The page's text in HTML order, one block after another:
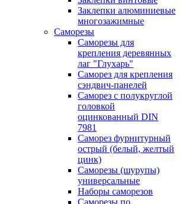
Заклепки алюминиевые
многозажимные
Саморезы
Саморезы для
крепления деревянных
лаг "Глухарь"
Саморез для крепления
сэндвич-панелей
Саморез с полукруглой
головкой
оцинкованный DIN
7981
Саморез фурнитурный
острый (белый, желтый
цинк)
Саморезы (шурупы)
универсальные
Наборы саморезов
Саморезы по